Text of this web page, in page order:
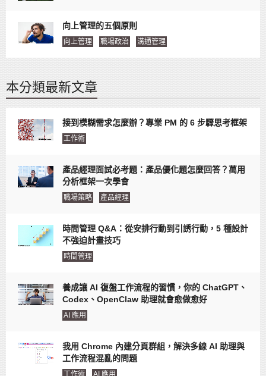
向上管理的五個原則
向上管理 職場政治 溝通管理
本分類最新文章
接到模糊需求怎麼辦？專業 PM 的 6 步驟思考框架
工作術
產品經理面試必考題：產品優化題怎麼回答？萬用
分析框架一次學會
職場策略 產品經理
時間管理 Q&A：從安排行動到引誘行動，5 種設計
不強迫計畫技巧
時間管理
養成讓 AI 復盤工作流程的習慣，你的 ChatGPT、
Codex、OpenClaw 助理就會愈做愈好
AI 應用
我用 Chrome 內建分頁群組，解決多線 AI 助理與
工作流程混亂的問題